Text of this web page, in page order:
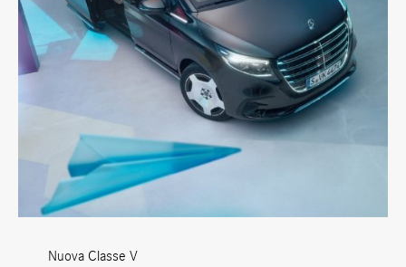
Nuova Classe V